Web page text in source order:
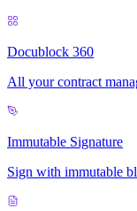
Docublock 360
All your contract
Immutable Signature
Sign with immutable